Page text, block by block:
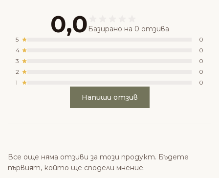
0,0 Базирано на 0 отзива
5
0
4
0
3
0
2
0
1
0
Напиши отзив
Все още няма отзиви за този продукт. Бъдете
първият, който ще сподели мнение.